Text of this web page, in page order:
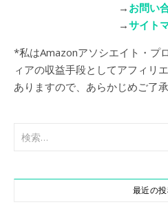
→ お問い
→サイト
*私はAmazonアソシエイト・プ
ィアの収益手段としてアフィリ
ありますので、あらかじめご了承
最近の